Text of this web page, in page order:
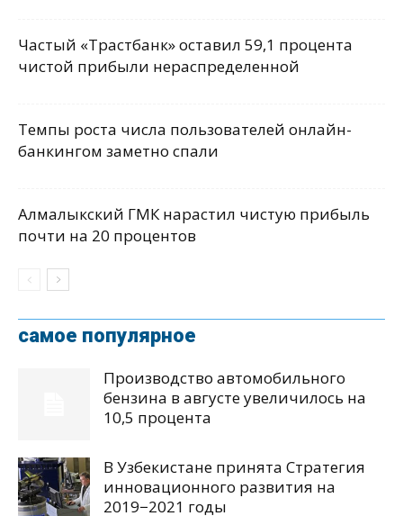
Частый «Трастбанк» оставил 59,1 процента
чистой прибыли нераспределенной
Темпы роста числа пользователей онлайн-
банкингом заметно спали
Алмалыкский ГМК нарастил чистую прибыль
почти на 20 процентов
самое популярное
Производство автомобильного
бензина в августе увеличилось на
10,5 процента
В Узбекистане принята Стратегия
инновационного развития на
2019−2021 годы